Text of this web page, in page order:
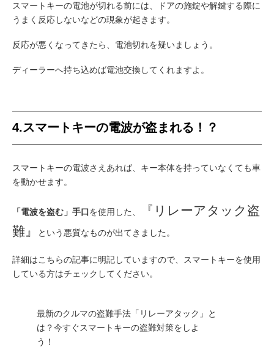
スマートキーの電池が切れる前には、ドアの施錠や解鍵する際に
うまく反応しないなどの現象が起きます。
反応が悪くなってきたら、電池切れを疑いましょう。
ディーラーへ持ち込めば電池交換してくれますよ。
4.スマートキーの電波が盗まれる！？
スマートキーの電波さえあれば、キー本体を持っていなくても車
を動かせます。
「電波を盗む」手口を使用した、
『リレーアタック盗
難』
という悪質なものが出てきました。
詳細はこちらの記事に明記していますので、スマートキーを使用
している方はチェックしてください。
最新のクルマの盗難手法「リレーアタック」と
は？今すぐスマートキーの盗難対策をしよ
う！